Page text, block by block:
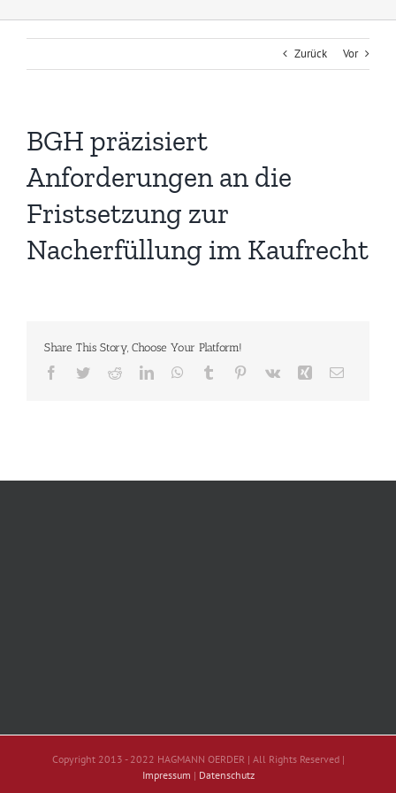
Zurück Vor
BGH präzisiert
Anforderungen an die
Fristsetzung zur
Nacherfüllung im Kaufrecht
Share This Story, Choose Your Platform!
Facebook
TwitterRedditLinkedInWhatsApp
Tumblr Pinterest
Vk Xing E-
Copyright 2013 - 2022 HAGMANN OERDER | All Rights Reserved |
Impressum | Datenschutz